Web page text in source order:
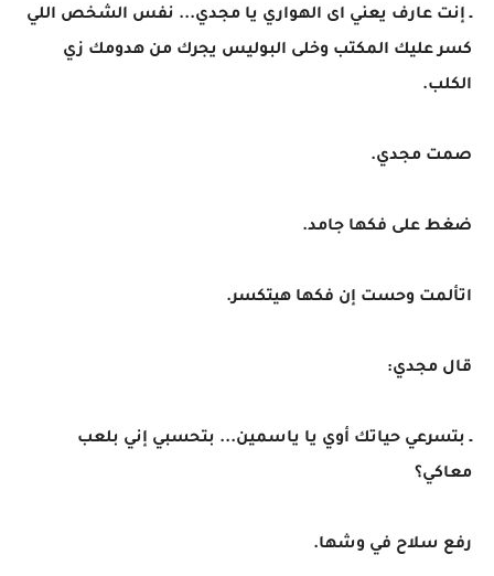
ـ إنت عارف يعني اى الهواري يا مجدي... نفس الشخص اللي
كسر عليك المكتب وخلى البوليس يجرك من هدومك زي
الكلب.
صمت مجدي.
ضغط على فكها جامد.
اتألمت وحست إن فكها هيتكسر.
قال مجدي:
ـ بتسرعي حياتك أوي يا ياسمين... بتحسبي إني بلعب
معاكي؟
رفع سلاح في وشها.